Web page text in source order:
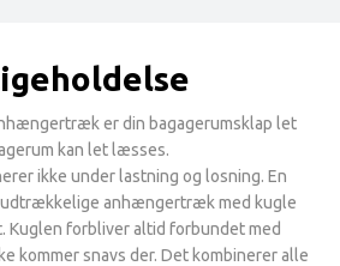
er din bagagerumsklap let
kan let læsses.
ikke under lastning og losning. En
udtrækkelige anhængertræk med kugle
Kuglen forbliver altid forbundet med
kommer snavs der. Det kombinerer alle